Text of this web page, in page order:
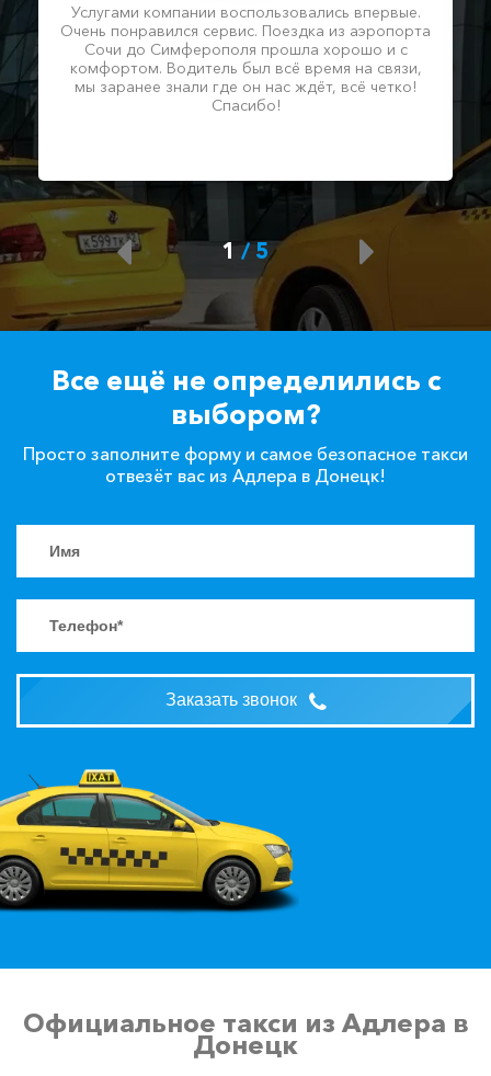
Услугами компании воспользовались впервые.
Очень понравился сервис. Поездка из аэропорта
Сочи до Симферополя прошла хорошо и с
комфортом. Водитель был всё время на связи,
мы заранее знали где он нас ждёт, всё четко!
Спасибо!
1/ 5
Все ещё не определились с
выбором?
Просто заполните форму и самое безопасное такси
отвезёт вас из Адлера в Донецк!
Заказать звонок
Официальное такси из Адлера в
Донецк